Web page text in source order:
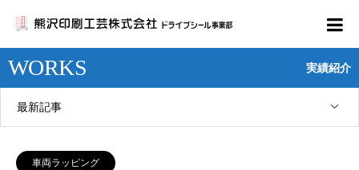
WORKS 実績紹介
最新記事
車両ラッピング